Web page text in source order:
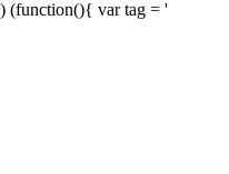
) (function(){ var tag = '